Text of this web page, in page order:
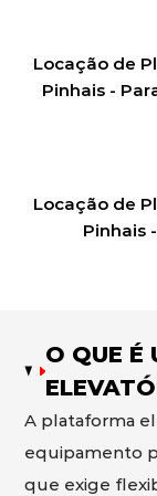
Locação de
Pinhais -
Locação de
Pinhais
O QUE É
A plataforma
equipamento
que exige